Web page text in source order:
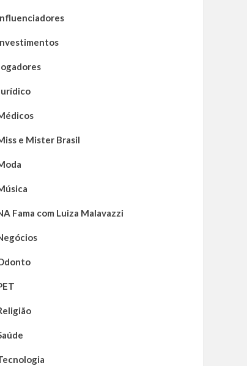
e Mister Brasil
Fama com Luiza Malavazzi